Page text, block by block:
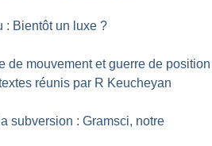
: Bientôt un luxe ?
de mouvement et guerre de position
réunis par R Keucheyan
subversion : Gramsci, notre